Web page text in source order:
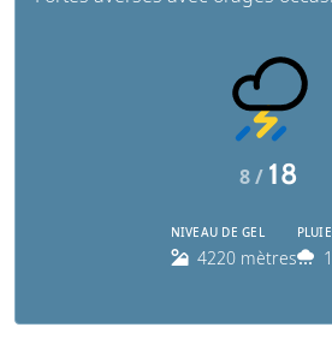
8 / 18
NIVEAU DE GEL
4220 mètres
PLUIE